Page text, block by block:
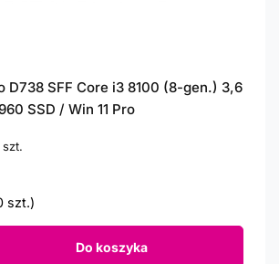
D738 SFF Core i3 8100 (8-gen.) 3,6
SSD / Win 11 Pro
szt.
szt.)
Do koszyka